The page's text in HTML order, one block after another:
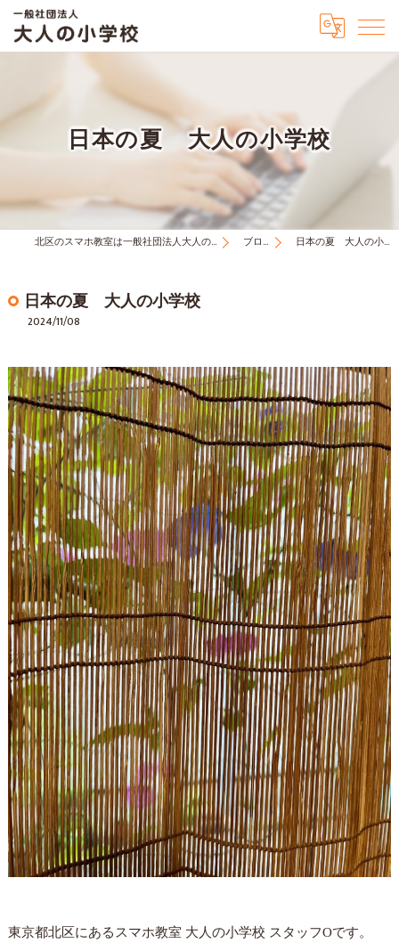
日本の夏 大人の小学校
北区のスマホ教室は一般社団法人大人の小学校 ブログ 日本の夏 大人の小学校
日本の夏 大人の小学校
2024/11/08
東京都北区にあるスマホ教室 大人の小学校 スタッフOです。